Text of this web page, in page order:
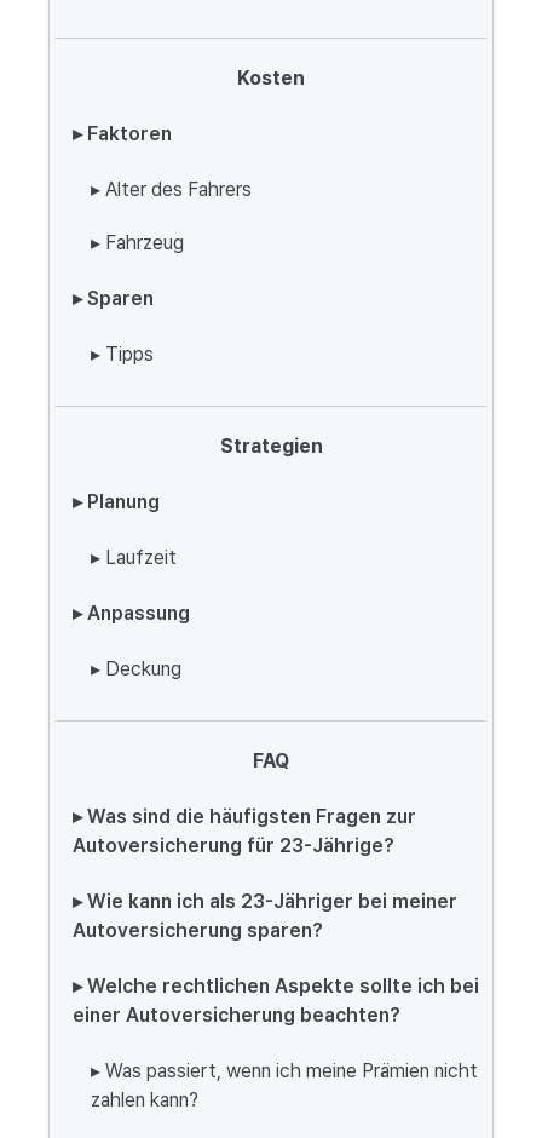
Kosten
▸ Faktoren
▸ Alter des Fahrers
▸ Fahrzeug
▸ Sparen
▸ Tipps
Strategien
▸ Planung
▸ Laufzeit
▸ Anpassung
▸ Deckung
FAQ
▸ Was sind die häufigsten Fragen zur
Autoversicherung für 23-Jährige?
▸ Wie kann ich als 23-Jähriger bei meiner
Autoversicherung sparen?
▸ Welche rechtlichen Aspekte sollte ich bei
einer Autoversicherung beachten?
▸ Was passiert, wenn ich meine Prämien nicht
zahlen kann?